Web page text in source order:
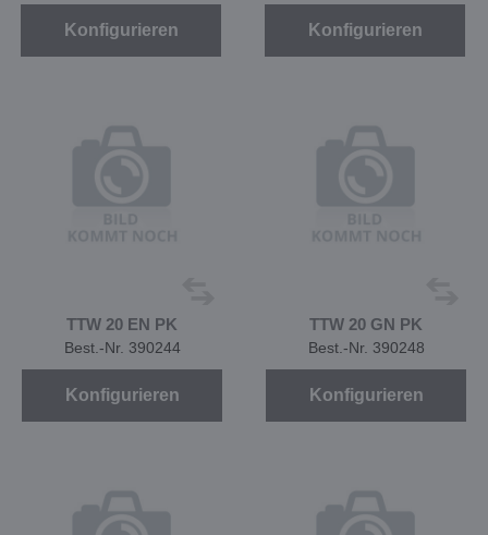
Konfigurieren Konfigurieren
TTW 20 EN PK
Best.-Nr. 390244
Konfigurieren
TTW 20 GN PK
Best.-Nr. 390248
Konfigurieren